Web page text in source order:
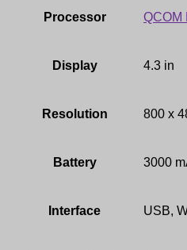
Processor QCOM
Display 4.3 in
Resolution 800 x
Battery 3000
Interface USB,